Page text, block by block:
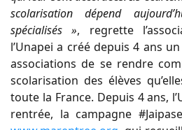
scolarisation dépend
spécialisés », regrette
l’Unapei a créé depuis 4 ans
associations de se rendre
scolarisation des élèves
toute la France. Depuis 4 ans,
rentrée, la campagne